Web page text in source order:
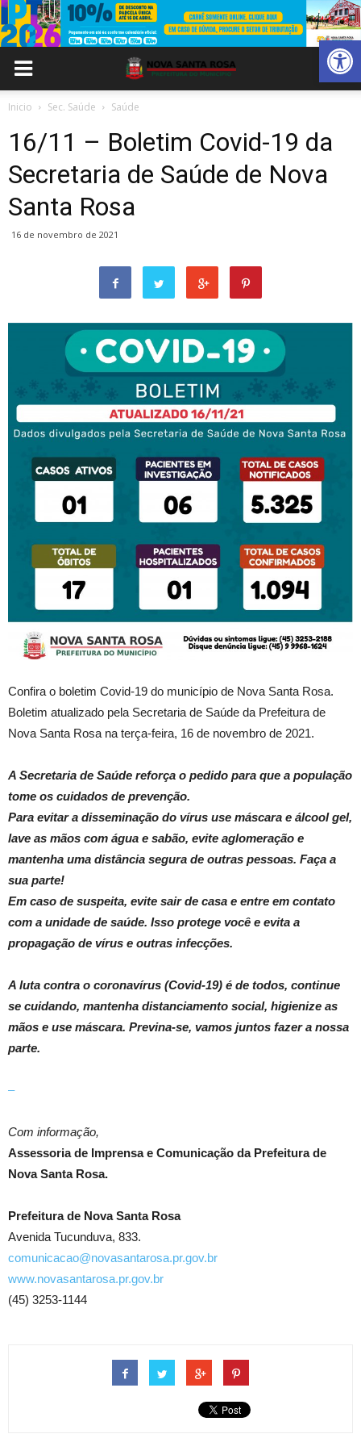
Abrir
Inicio Sec. Saúde Saúde
16/11 – Boletim Covid-19 da
Secretaria de Saúde de Nova
Santa Rosa
16 de novembro de 2021
Confira o boletim Covid-19 do município de Nova Santa Rosa.
Boletim atualizado pela Secretaria de Saúde da Prefeitura de
Nova Santa Rosa na terça-feira, 16 de novembro de 2021.
A Secretaria de Saúde reforça o pedido para que a população
tome os cuidados de prevenção.
Para evitar a disseminação do vírus use máscara e álcool gel,
lave as mãos com água e sabão, evite aglomeração e
mantenha uma distância segura de outras pessoas. Faça a
sua parte!
Em caso de suspeita, evite sair de casa e entre em contato
com a unidade de saúde. Isso protege você e evita a
propagação de vírus e outras infecções.
A luta contra o coronavírus (Covid-19) é de todos, continue
se cuidando, mantenha distanciamento social, higienize as
mãos e use máscara. Previna-se, vamos juntos fazer a nossa
parte.
–
Com informação,
Assessoria de Imprensa e Comunicação da Prefeitura de
Nova Santa Rosa.
Prefeitura de Nova Santa Rosa
Avenida Tucunduva, 833.
comunicacao@novasantarosa.pr.gov.br
www.novasantarosa.pr.gov.br
(45) 3253-1144